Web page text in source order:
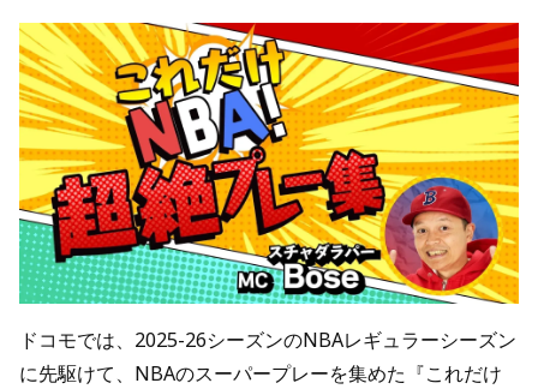
ドコモでは、2025-26シーズンのNBAレギュラーシーズン
に先駆けて、NBAのスーパープレーを集めた『これだけ